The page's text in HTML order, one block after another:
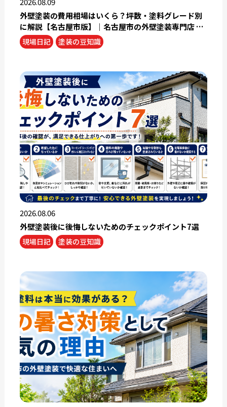
外壁塗装の費用相場はいくら？坪数・塗料グレード別
に解説【名古屋市版】｜名古屋市の外壁塗装専門店 塗
り替えショップ
現場日記 塗装の豆知識
2026.08.06
外壁塗装後に後悔しないためのチェックポイント7選
現場日記 塗装の豆知識